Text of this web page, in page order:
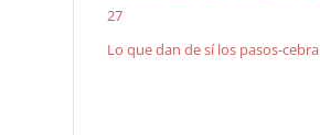
27
Lo que dan de sí los pasos-cebra